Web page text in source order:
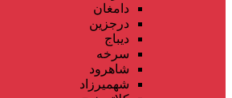
دامغان
درجزین
دیباج
سرخه
شاهرود
شهمیرزاد